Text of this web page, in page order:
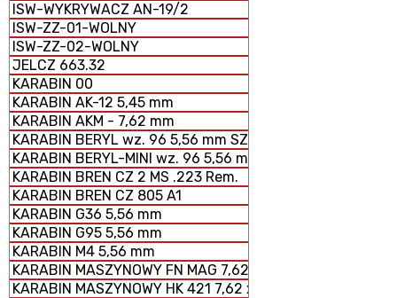
ISW-WYKRYWACZ AN-19/2
ISW-ZZ-01-WOLNY
ISW-ZZ-02-WOLNY
JELCZ 663.32
KARABIN 00
KARABIN AK-12 5,45 mm
KARABIN AKM - 7,62 mm
KARABIN BERYL wz. 96 5,56 mm SZTURMOWY
KARABIN BERYL-MINI wz. 96 5,56 mm SZTURMOWY
KARABIN BREN CZ 2 MS .223 Rem.
KARABIN BREN CZ 805 A1
KARABIN G36 5,56 mm
KARABIN G95 5,56 mm
KARABIN M4 5,56 mm
KARABIN MASZYNOWY FN MAG 7,62 × 51 mm
KARABIN MASZYNOWY HK 421 7,62 x 51 mm